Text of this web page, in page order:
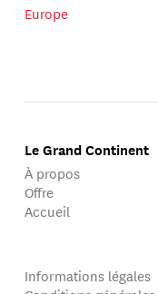
Europe
Le Grand Continent
À propos
Offre
Accueil
Informations légales